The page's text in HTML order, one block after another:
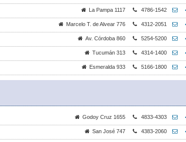
La Pampa 1117 4786-1542
Marcelo T. de Alvear 776 4312-2051
Av. Córdoba 860 5254-5200
Tucumán 313 4314-1400
Esmeralda 933 5166-1800
Godoy Cruz 1655 4833-4303
San José 747 4383-2060